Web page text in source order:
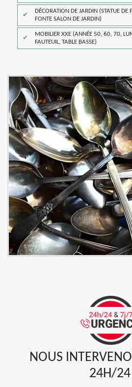
DÉCORATION DE JARDIN (STATUE DE
FONTE SALON DE JARDIN)
MOBILIER XXE (ANNÉE 50, 60, 70,
FAUTEUIL, TABLE BASSE)
NOUS
24H/24